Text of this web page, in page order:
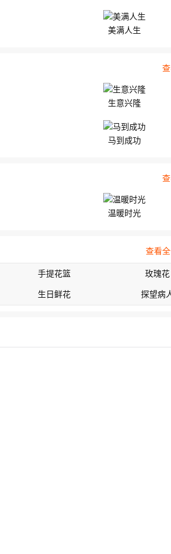
美满人生
生意兴隆
马到成功
温暖时光
查看
手提花篮 玫瑰花
生日鲜花 探望病